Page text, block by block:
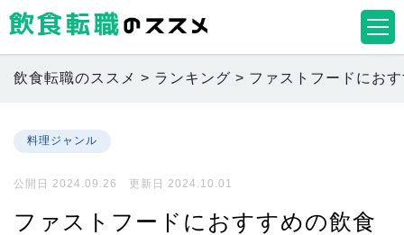
飲食転職のススメ > ランキング > ファストフードにお
料理ジャンル
公開日 2024.09.26 更新日 2024.10.01
ファストフードにおすすめの飲食